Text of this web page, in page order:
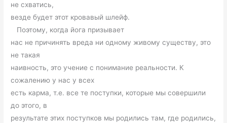
не схватись,
везде будет этот кровавый шлейф.
Поэтому, когда йога призывает
нас не причинять вреда ни одному живому существу, это
не такая
наивность, это учение с понимание реальности. К
сожалению у нас у всех
есть карма, т.е. все те поступки, которые мы совершили
до этого, в
результате этих поступков мы родились там, где родились,